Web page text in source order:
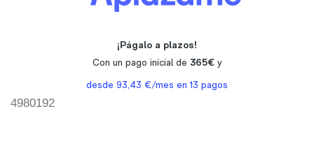
4980192